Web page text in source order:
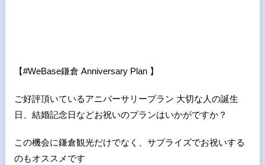
【#WeBase鎌倉 Anniversary Plan 】
ご好評頂いているアニバーサリープラン 大切な人の誕生
日、結婚記念日などお祝いのプランはいかがですか？
この機会に鎌倉観光だけでなく、サプライズでお祝いする
のもオススメです